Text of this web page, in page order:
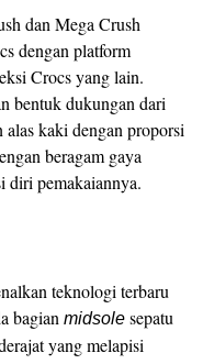
dan Mega Crush
dengan platform
Crocs yang lain.
bentuk dukungan dari
kaki dengan proporsi
beragam gaya
diri pemakaiannya.
teknologi terbaru
bagian midsole sepatu
yang melapisi